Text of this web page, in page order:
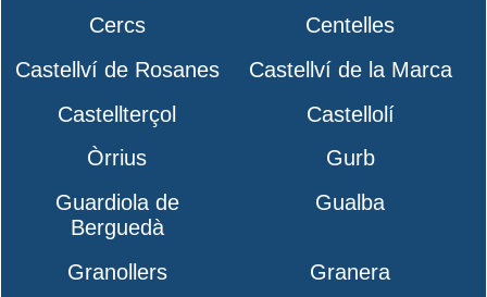
Cercs
Centelles
Castellví de Rosanes
Castellví de la Marca
Castellterçol
Castellolí
Òrrius
Gurb
Guardiola de
Berguedà
Gualba
Granollers
Granera